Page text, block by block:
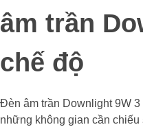
âm trần
chế độ
Đèn âm trần Downlight 9W
những không gian cần